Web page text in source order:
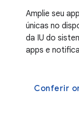
Amplie seu
únicas no
da IU do
apps e
Conferir